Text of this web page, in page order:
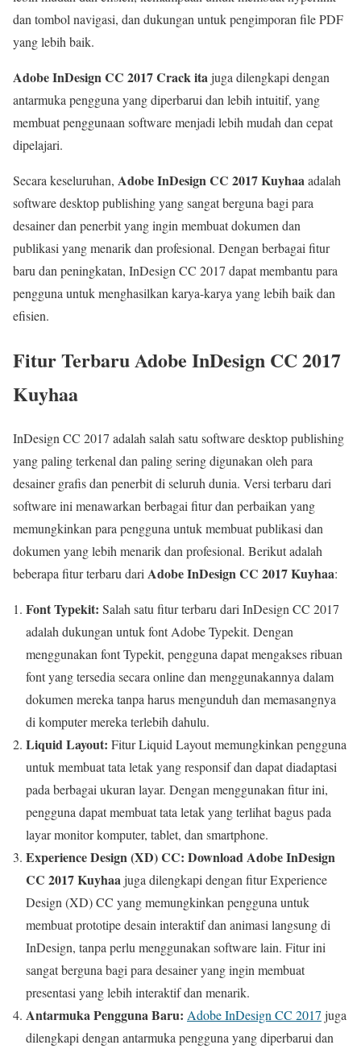
dan tombol navigasi, dan dukungan untuk pengimporan file PDF
yang lebih baik.
Adobe InDesign CC 2017 Crack itajuga dilengkapi dengan
antarmuka pengguna yang diperbarui dan lebih intuitif, yang
membuat penggunaan software menjadi lebih mudah dan cepat
dipelajari.
Secara keseluruhan, Adobe InDesign CC 2017 Kuyhaaadalah
software desktop publishing yang sangat berguna bagi para
desainer dan penerbit yang ingin membuat dokumen dan
publikasi yang menarik dan profesional. Dengan berbagai fitur
baru dan peningkatan, InDesign CC 2017 dapat membantu para
pengguna untuk menghasilkan karya-karya yang lebih baik dan
efisien.
Fitur Terbaru Adobe InDesign CC 2017
Kuyhaa
InDesign CC 2017 adalah salah satu software desktop publishing
yang paling terkenal dan paling sering digunakan oleh para
desainer grafis dan penerbit di seluruh dunia. Versi terbaru dari
software ini menawarkan berbagai fitur dan perbaikan yang
memungkinkan para pengguna untuk membuat publikasi dan
dokumen yang lebih menarik dan profesional. Berikut adalah
beberapa fitur terbaru dari Adobe InDesign CC 2017 Kuyhaa:
Font Typekit: Salah satu fitur terbaru dari InDesign CC 2017
adalah dukungan untuk font Adobe Typekit. Dengan
menggunakan font Typekit, pengguna dapat mengakses ribuan
font yang tersedia secara online dan menggunakannya dalam
dokumen mereka tanpa harus mengunduh dan memasangnya
di komputer mereka terlebih dahulu.
Liquid Layout: Fitur Liquid Layout memungkinkan pengguna
untuk membuat tata letak yang responsif dan dapat diadaptasi
pada berbagai ukuran layar. Dengan menggunakan fitur ini,
pengguna dapat membuat tata letak yang terlihat bagus pada
layar monitor komputer, tablet, dan smartphone.
Experience Design (XD) CC: Download Adobe InDesign
CC 2017 Kuyhaajuga dilengkapi dengan fitur Experience
Design (XD) CC yang memungkinkan pengguna untuk
membuat prototipe desain interaktif dan animasi langsung di
InDesign, tanpa perlu menggunakan software lain. Fitur ini
sangat berguna bagi para desainer yang ingin membuat
presentasi yang lebih interaktif dan menarik.
Antarmuka Pengguna Baru: Adobe InDesign CC 2017 juga
dilengkapi dengan antarmuka pengguna yang diperbarui dan